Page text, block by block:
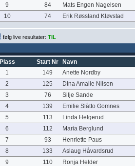
9
84
Mats Engen Nagelsen
10
74 Erik Røssland Kløvstad
følg live resultater: TIL
Plass Start Nr
Navn
1
149
Anette Nordby
2
125
Dina Amalie Nilsen
3
76
Silje Sande
4
139
Emilie Slåtto Gomnes
5
113
Linda Helgerud
6
112
Maria Berglund
7
93
Henriette Paus
8
133
Aslaug Håvardsrud
9
110
Ronja Helder